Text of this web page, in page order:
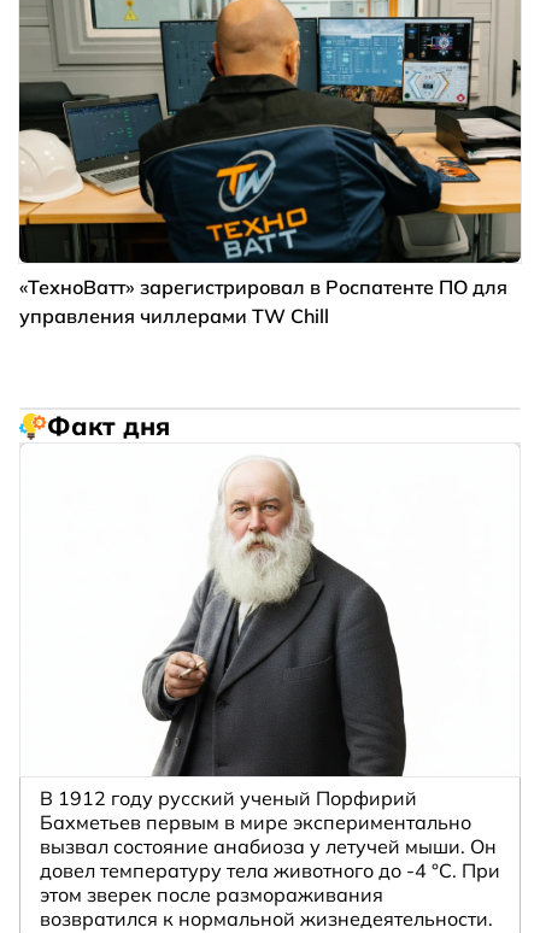
«ТехноВатт» зарегистрировал в Роспатенте ПО для
управления чиллерами TW Chill
Факт дня
В 1912 году русский ученый Порфирий
Бахметьев первым в мире экспериментально
вызвал состояние анабиоза у летучей мыши. Он
довел температуру тела животного до -4 °C. При
этом зверек после размораживания
возвратился к нормальной жизнедеятельности.